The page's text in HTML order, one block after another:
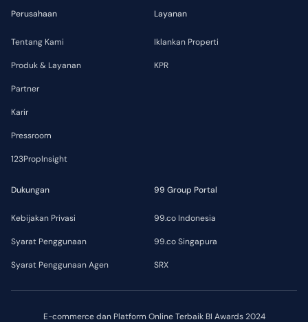
E-commerce dan Platform Online Terbaik BI Awards 2024
Perusahaan
Tentang Kami
Produk & Layanan
Partner
Karir
Pressroom
123PropInsight
Layanan
Iklankan Properti
KPR
Dukungan
Kebijakan Privasi
Syarat Penggunaan
Syarat Penggunaan Agen
99 Group Portal
99.co Indonesia
99.co Singapura
SRX